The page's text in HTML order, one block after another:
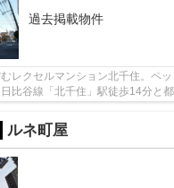
過去掲載物件
レクセルマンション北千住。ペ
比谷線「北千住」駅徒歩14分と
ルネ町屋